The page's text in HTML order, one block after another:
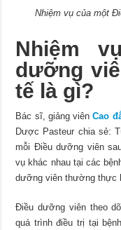
Nhiệm vụ của một
Nhiệm
dưỡng
tế là gì?
Bác sĩ, giảng viênCao
Dược Pasteur chia sẻ:
mỗi Điều dưỡng viên
vụ khác nhau tại các
dưỡng viên thường thực
Điều dưỡng viên theo
quá trình điều trị tại